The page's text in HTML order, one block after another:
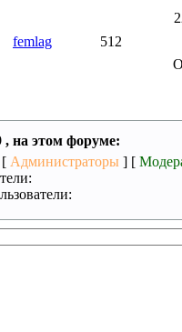
femlag 512
, на этом форуме:
[ Администраторы ] [